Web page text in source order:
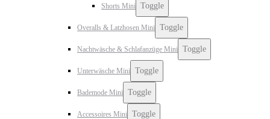
Shorts Mini Toggle
Overalls & Latzhosen Mini Toggle
Nachtwäsche & Schlafanzüge Mini Toggle
Unterwäsche Mini Toggle
Bademode Mini Toggle
Accessoires Mini Toggle